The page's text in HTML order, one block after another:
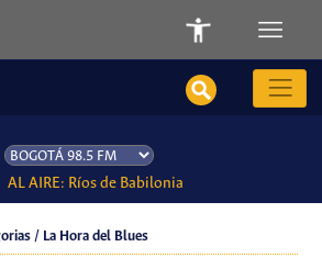
AL AIRE: Ríos de Babilonia
/ La Hora del Blues